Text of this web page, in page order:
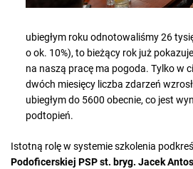
ubiegłym roku odnotowaliśmy 26
o ok. 10%), to bieżący rok już
na naszą pracę ma pogoda. Tylko w
dwóch miesięcy liczba zdarzeń
ubiegłym do 5600 obecnie, co jest
podtopień.
Istotną rolę w systemie szkolenia
Podoficerskiej PSP st. bryg. Jacek Antos